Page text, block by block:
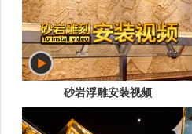
砂岩浮雕安装视频